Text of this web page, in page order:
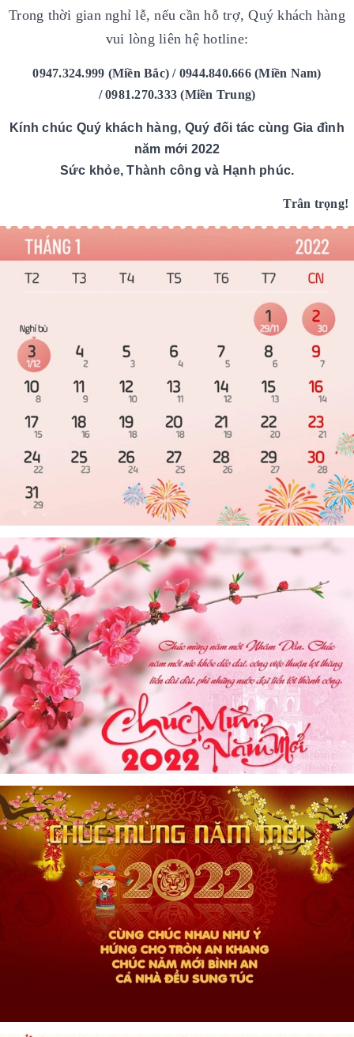
Trong thời gian nghỉ lễ, nếu cần hỗ trợ, Quý khách hàng
vui lòng liên hệ hotline:
0947.324.999 (Miền Bắc) / 0944.840.666 (Miền Nam)
/ 0981.270.333 (Miền Trung)
Kính chúc Quý khách hàng, Quý đối tác cùng Gia đình
năm mới 2022
Sức khỏe, Thành công và Hạnh phúc.
Trân trọng!